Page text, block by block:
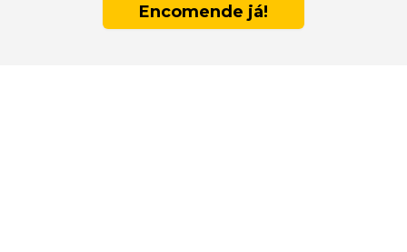
Encomende já!